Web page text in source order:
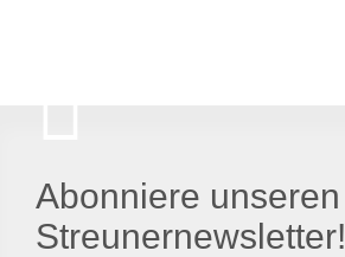
Abonniere unseren
Streunernewsletter!